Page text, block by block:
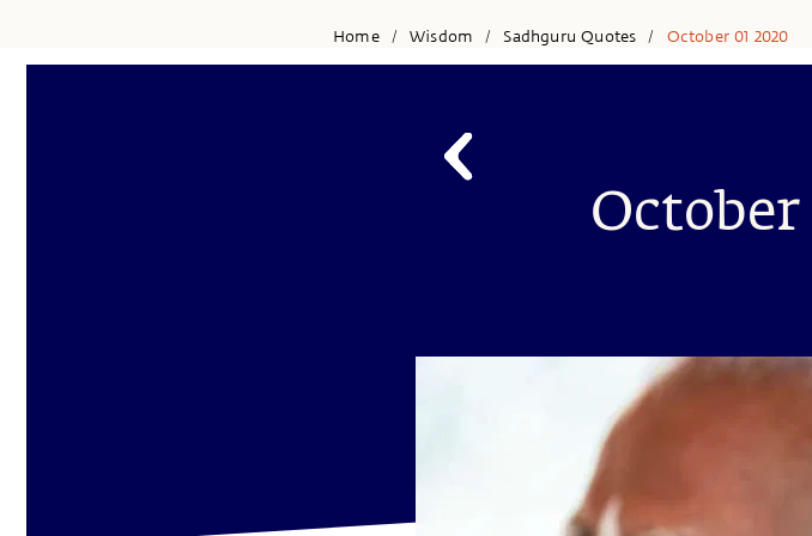
Home / Wisdom / Sadhguru Quotes / October 01 2020
October